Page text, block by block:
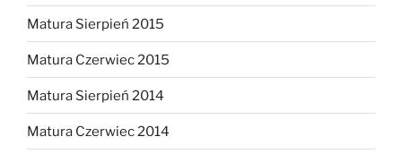
Matura Sierpień 2015
Matura Czerwiec 2015
Matura Sierpień 2014
Matura Czerwiec 2014